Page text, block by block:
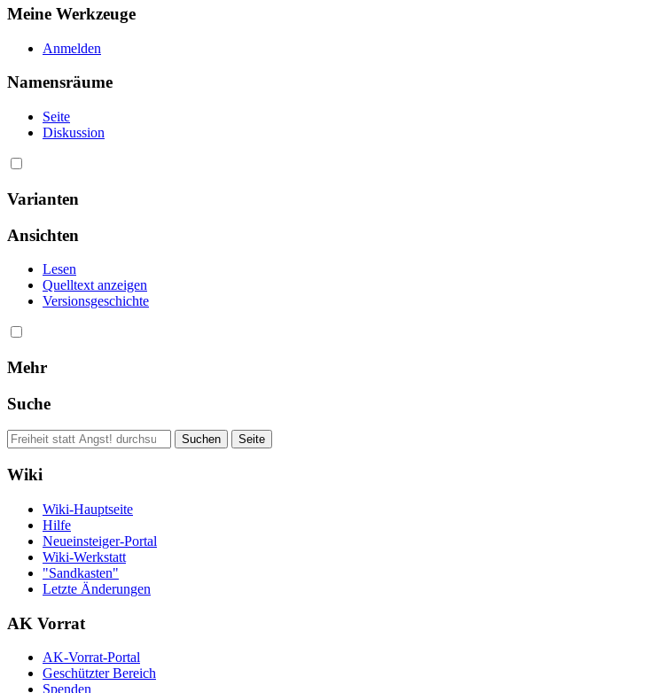
Meine Werkzeuge
Anmelden
Namensräume
Seite
Diskussion
Varianten
Ansichten
Lesen
Quelltext anzeigen
Versionsgeschichte
Mehr
Suche
Wiki
Wiki-Hauptseite
Hilfe
Neueinsteiger-Portal
Wiki-Werkstatt
"Sandkasten"
Letzte Änderungen
AK Vorrat
AK-Vorrat-Portal
Geschützter Bereich
Spenden